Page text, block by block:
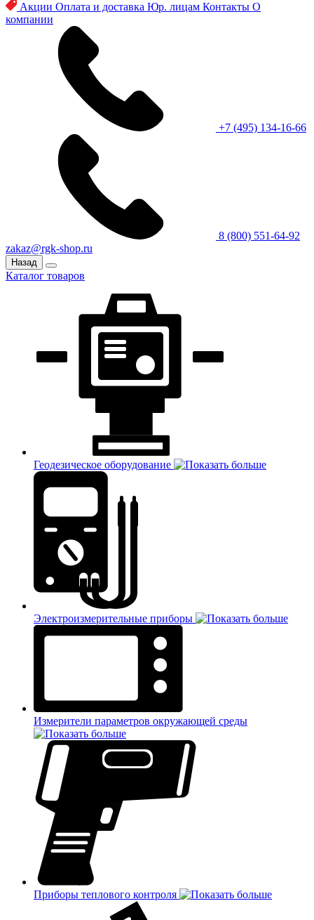
Акции Оплата и доставка Юр. лицам Контакты О
компании
+7 (495) 134-16-66
8 (800) 551-64-92
zakaz@rgk-shop.ru
Назад
Каталог товаров
Геодезическое оборудование
Электроизмерительные приборы
Измерители параметров окружающей среды
Приборы теплового контроля